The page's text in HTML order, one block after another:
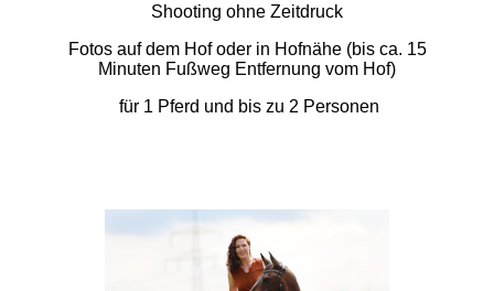
Shooting ohne Zeitdruck
Fotos auf dem Hof oder in Hofnähe (bis ca. 15
Minuten Fußweg Entfernung vom Hof)
für 1 Pferd und bis zu 2 Personen